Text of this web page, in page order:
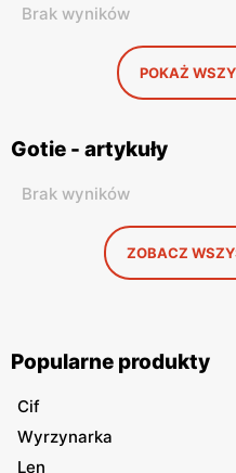
Brak wyników
POKAŻ
Gotie - artykuły
Brak wyników
ZOBACZ
Popularne produkty
Cif
Wyrzynarka
Len